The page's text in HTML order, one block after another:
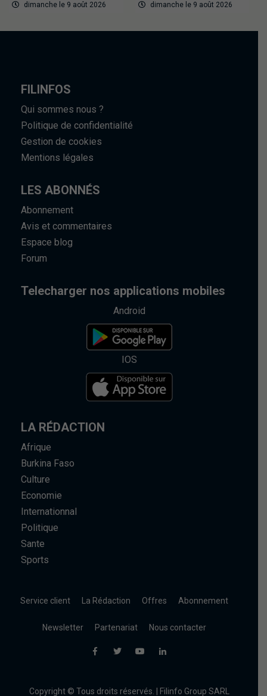
dimanche le 9 août 2026 dimanche le 9 août 2026
FILINFOS
Qui sommes nous ?
Politique de confidentialité
Gestion de cookies
Mentions légales
LES ABONNÉS
Abonnement
Avis et commentaires
Espace blog
Forum
Telecharger nos applications mobiles
Android
IOS
LA RÉDACTION
Afrique
Burkina Faso
Culture
Economie
Internationnal
Politique
Sante
Sports
Service client La Rédaction Offres Abonnement
Newsletter Partenariat Nous contacter
Copyright © Tous droits réservés. | Filinfo Group SARL